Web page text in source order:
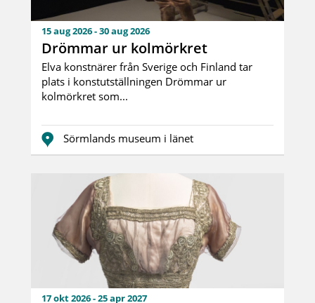
15 aug 2026 - 30 aug 2026
Drömmar ur kolmörkret
Elva konstnärer från Sverige och Finland tar
plats i konstutställningen Drömmar ur
kolmörkret som...
Sörmlands museum i länet
17 okt 2026 - 25 apr 2027